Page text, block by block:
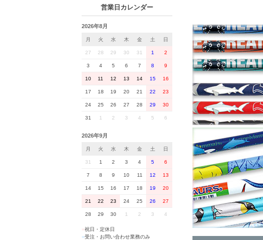
営業日カレンダー
2026年8月
月 火 水 木 金 土 日
27 28 29 30 31 1 2
3 4 5 6 7 8 9
10 11 12 13 14 15 16
17 18 19 20 21 22 23
24 25 26 27 28 29 30
31 1 2 3 4 5 6
2026年9月
月 火 水 木 金 土 日
31 1 2 3 4 5 6
7 8 9 10 11 12 13
14 15 16 17 18 19 20
21 22 23 24 25 26 27
28 29 30 1 2 3 4
祝日・定休日
■受注・お問い合わせ業務のみ